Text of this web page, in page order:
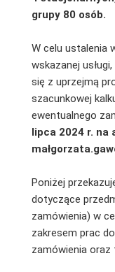
grupy 80 osób.
W celu ustalenia
wskazanej
się z uprzejmą
szacunkowej
ewentualnego
lipca 2024 r. na
Poniżej
dotyczące
zamówienia) w
zakresem prac
zamówienia oraz